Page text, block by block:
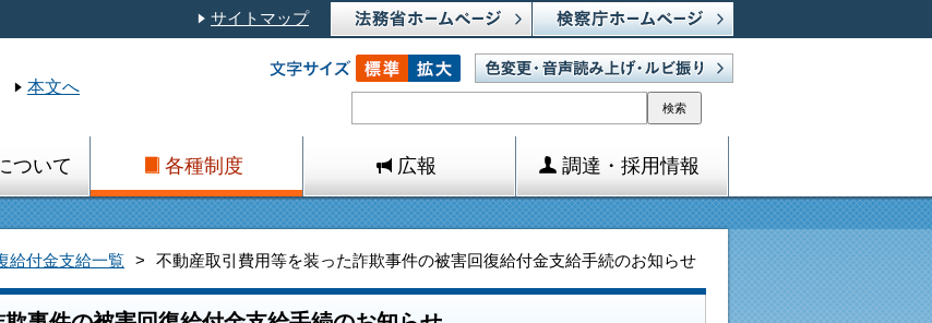
サイトマップ
本文へ
検索
ついて 各種制度 広報 調達・採用情報
給付金支給一覧 不動産取引費用等を装った詐欺事件の被害回復給付金支給手続のお知らせ